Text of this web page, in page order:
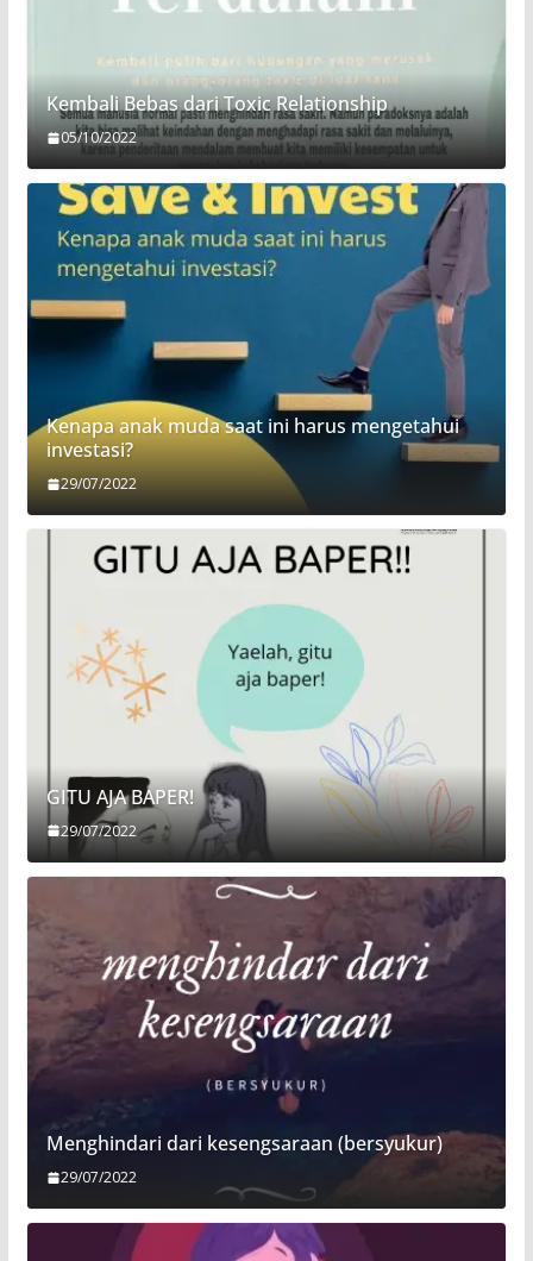
Kembali Bebas dari Toxic Relationship
05/10/2022
Kenapa anak muda saat ini harus mengetahui
investasi?
29/07/2022
GITU AJA BAPER!
29/07/2022
Menghindari dari kesengsaraan (bersyukur)
29/07/2022